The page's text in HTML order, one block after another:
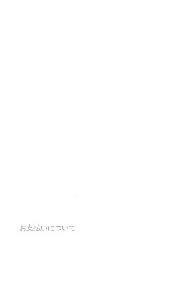
お支払いについて